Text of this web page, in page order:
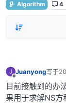
Algorithm 4
J
离线
Juanyong写于
最后
目前接触到的办
果用于求解NS